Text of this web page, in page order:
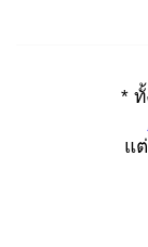
*
แ